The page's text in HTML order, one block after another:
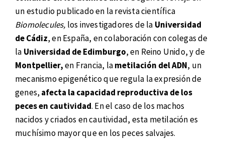
un estudio publicado en la revista científica
Biomolecules, los investigadores de la Universidad
de Cádiz, en España, en colaboración con colegas de
la Universidad de Edimburgo, en Reino Unido, y de
Montpellier,en Francia, lametilación del ADN, un
mecanismo epigenético que regula la expresión de
genes, afecta la capacidad reproductiva de los
peces en cautividad. En el caso de los machos
nacidos y criados en cautividad, esta metilación es
muchísimo mayor que en los peces salvajes.